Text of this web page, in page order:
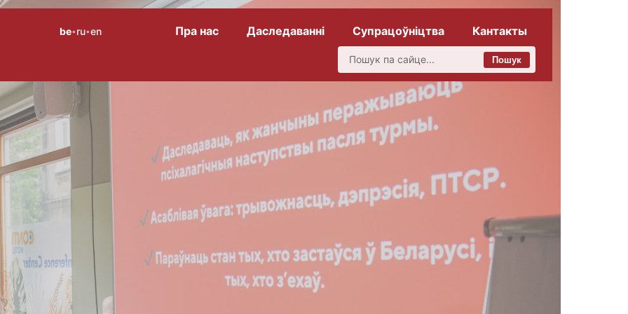
be• ru•en Пра нас Даследаванні Супрацоўніцтва Кантакты
Пошук